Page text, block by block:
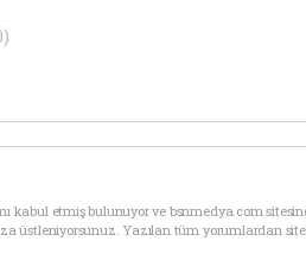
kabul etmiş bulunuyor ve bsnmedya.com
üstleniyorsunuz. Yazılan tüm yorumlardan